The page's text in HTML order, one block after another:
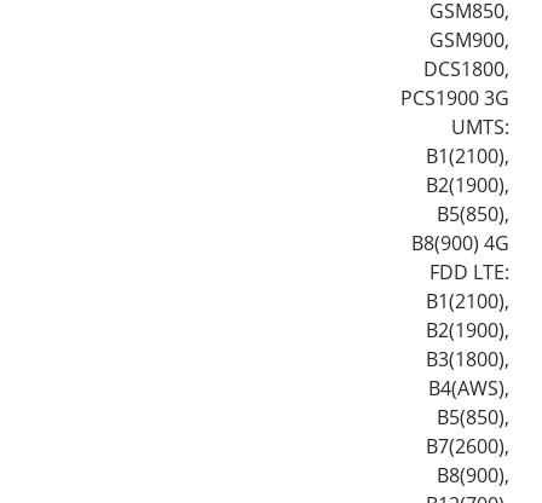
GSM850,
GSM900,
DCS1800,
PCS1900 3G
UMTS:
B1(2100),
B2(1900),
B5(850),
B8(900) 4G
FDD LTE:
B1(2100),
B2(1900),
B3(1800),
B4(AWS),
B5(850),
B7(2600),
B8(900),